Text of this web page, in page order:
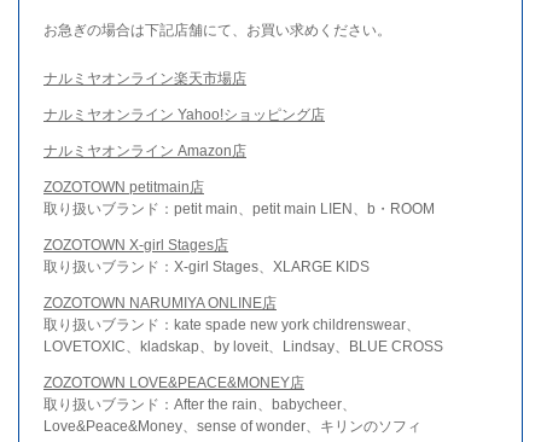
お急ぎの場合は下記店舗にて、お買い求めください。
ナルミヤオンライン楽天市場店
ナルミヤオンライン Yahoo!ショッピング店
ナルミヤオンライン Amazon店
ZOZOTOWN petitmain店
取り扱いブランド：petit main、petit main LIEN、b・ROOM
ZOZOTOWN X-girl Stages店
取り扱いブランド：X-girl Stages、XLARGE KIDS
ZOZOTOWN NARUMIYA ONLINE店
取り扱いブランド：kate spade new york childrenswear、
LOVETOXIC、kladskap、by loveit、Lindsay、BLUE CROSS
ZOZOTOWN LOVE&PEACE&MONEY店
取り扱いブランド：After the rain、babycheer、
Love&Peace&Money、sense of wonder、キリンのソフィ